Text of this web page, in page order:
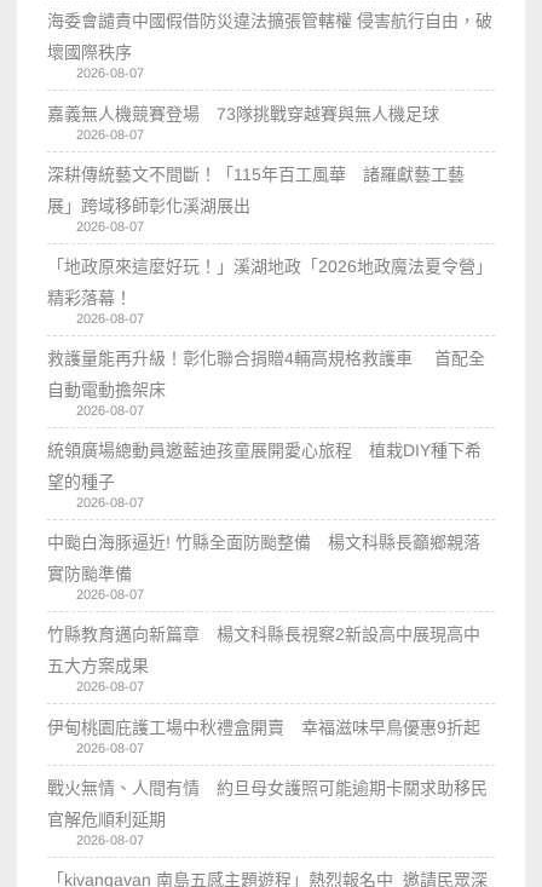
海委會譴責中國假借防災違法擴張管轄權 侵害航行自由，破
壞國際秩序
2026-08-07
嘉義無人機競賽登場 73隊挑戰穿越賽與無人機足球
2026-08-07
深耕傳統藝文不間斷！「115年百工風華 諸羅獻藝工藝
展」跨域移師彰化溪湖展出
2026-08-07
「地政原來這麼好玩！」溪湖地政「2026地政魔法夏令營」
精彩落幕！
2026-08-07
救護量能再升級！彰化聯合捐贈4輛高規格救護車 首配全
自動電動擔架床
2026-08-07
統領廣場總動員邀藍迪孩童展開愛心旅程 植栽DIY種下希
望的種子
2026-08-07
中颱白海豚逼近! 竹縣全面防颱整備 楊文科縣長籲鄉親落
實防颱準備
2026-08-07
竹縣教育邁向新篇章 楊文科縣長視察2新設高中展現高中
五大方案成果
2026-08-07
伊甸桃園庇護工場中秋禮盒開賣 幸福滋味早鳥優惠9折起
2026-08-07
戰火無情、人間有情 約旦母女護照可能逾期卡關求助移民
官解危順利延期
2026-08-07
「kivangavan 南島五感主題遊程」熱烈報名中 邀請民眾深